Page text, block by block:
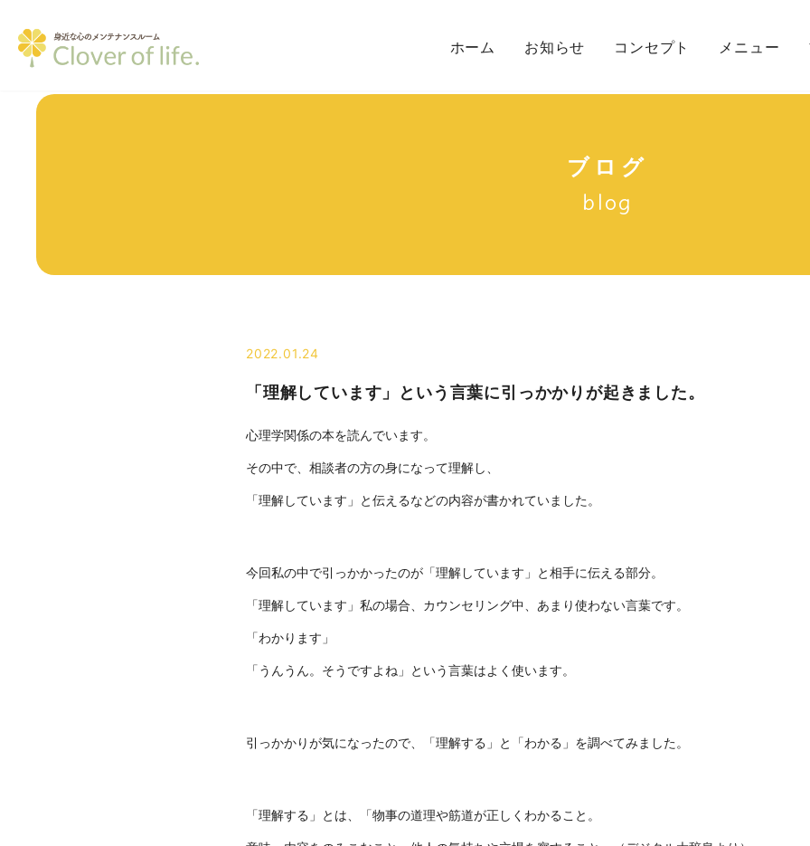
ホーム お知らせ コンセプト メニュー
ブログ
blog
2022.01.24
「理解しています」という言葉に引っかかりが起きました。
心理学関係の本を読んでいます。
その中で、相談者の方の身になって理解し、
「理解しています」と伝えるなどの内容が書かれていました。
今回私の中で引っかかったのが「理解しています」と相手に伝える部分。
「理解しています」私の場合、カウンセリング中、あまり使わない言葉です。
「わかります」
「うんうん。そうですよね」という言葉はよく使います。
引っかかりが気になったので、「理解する」と「わかる」を調べてみました。
「理解する」とは、「物事の道理や筋道が正しくわかること。